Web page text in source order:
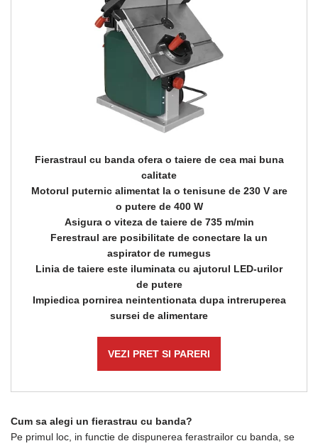
Fierastraul cu banda ofera o taiere de cea mai buna
calitate
Motorul puternic alimentat la o tenisune de 230 V are
o putere de 400 W
Asigura o viteza de taiere de 735 m/min
Ferestraul are posibilitate de conectare la un
aspirator de rumegus
Linia de taiere este iluminata cu ajutorul LED-urilor
de putere
Impiedica pornirea neintentionata dupa intreruperea
sursei de alimentare
VEZI PRET SI PARERI
Cum sa alegi un fierastrau cu banda?
Pe primul loc, in functie de dispunerea ferastrailor cu banda, se